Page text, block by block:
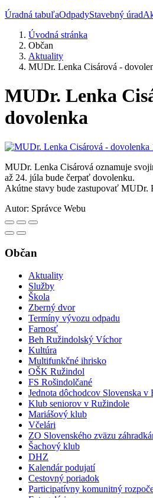
Úradná tabuľaOdpadyStavebný úrad
Úvodná stránka
Občan
Aktuality
MUDr. Lenka Cisárová -
MUDr. Lenka
dovolenka
MUDr. Lenka Cisárová oznamuje
až 24. júla bude čerpať dovolenku.
Akútne stavy bude zastupovať MUDr.
Autor: Správce Webu
Občan
Aktuality
Služby
Škola
Zberný dvor
Termíny vývozu odpadu
Farnosť
Beh Ružindolský Víchor
Kultúra
Multifunkčné ihrisko
OŠK Ružindol
FS Rošindolčané
Jednota dôchodcov Slovenska v
Klub seniorov v Ružindole
Mariášový klub
Včelári
ZO Slovenského zväzu
Šachový klub
DHZ
Kalendár podujatí
Cestovný poriadok
Participatívny komunitný